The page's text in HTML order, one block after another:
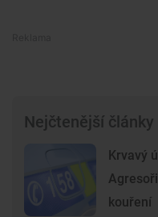
Nejčtenější články
Krvavý
kouření